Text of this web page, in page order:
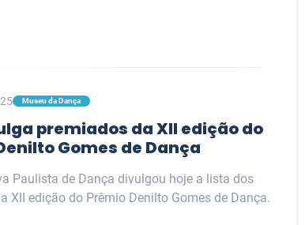
Museu da Dança
premiados da XII edição do
Gomes de Dança
Paulista de Dança divulgou hoje a lista dos
XII edição do Prêmio Denilto Gomes de Dança.